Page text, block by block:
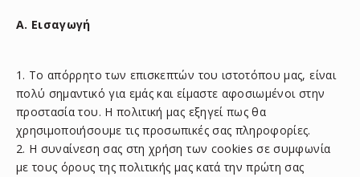
A. Εισαγωγή
1. Το απόρρητο των επισκεπτών του ιστοτόπου μας, είναι
πολύ σημαντικό για εμάς και είμαστε αφοσιωμένοι στην
προστασία του. Η πολιτική μας εξηγεί πως θα
χρησιμοποιήσουμε τις προσωπικές σας πληροφορίες.
2. Η συναίνεση σας στη χρήση των cookies σε συμφωνία
με τους όρους της πολιτικής μας κατά την πρώτη σας